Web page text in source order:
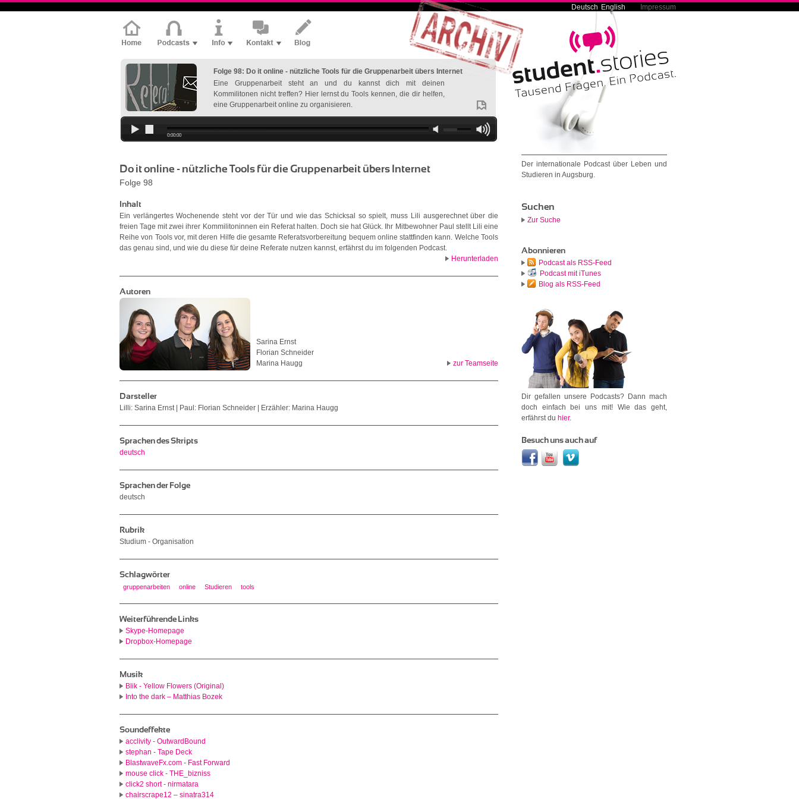
Impressum
English
Deutsch
Folge 98: Do it online - nützliche Tools für die Gruppenarbeit übers Internet
Eine Gruppenarbeit steht an und du kannst dich mit deinen
Kommilitonen nicht treffen? Hier lernst du Tools kennen, die dir helfen,
eine Gruppenarbeit online zu organisieren.
0:00:00
Do it online - nützliche Tools für die Gruppenarbeit übers Internet
Folge 98
Inhalt
Ein verlängertes Wochenende steht vor der Tür und wie das Schicksal so spielt, muss Lili ausgerechnet über die
freien Tage mit zwei ihrer Kommilitoninnen ein Referat halten. Doch sie hat Glück. Ihr Mitbewohner Paul stellt Lili eine
Reihe von Tools vor, mit deren Hilfe die gesamte Referatsvorbereitung bequem online stattfinden kann. Welche Tools
das genau sind, und wie du diese für deine Referate nutzen kannst, erfährst du im folgenden Podcast.
Herunterladen
Autoren
Sarina Ernst
Florian Schneider
Marina Haugg
zur Teamseite
Darsteller
Lilli: Sarina Ernst | Paul: Florian Schneider | Erzähler: Marina Haugg
Sprachen des Skripts
deutsch
Sprachen der Folge
deutsch
Rubrik
Studium - Organisation
Schlagwörter
gruppenarbeiten online Studieren tools
Weiterführende Links
Skype-Homepage
Dropbox-Homepage
Musik
Blik - Yellow Flowers (Original)
Into the dark – Matthias Bozek
Soundeffekte
acclivity - OutwardBound
stephan - Tape Deck
BlastwaveFx.com - Fast Forward
mouse click - THE_bizniss
click2 short - nirmatara
chairscrape12 – sinatra314
Der internationale Podcast über Leben und
Studieren in Augsburg.
Suchen
Zur Suche
Abonnieren
Podcast als RSS-Feed
Podcast mit iTunes
Blog als RSS-Feed
Dir gefallen unsere Podcasts? Dann mach
doch einfach bei uns mit! Wie das geht,
erfährst du hier.
Besuch uns auch auf